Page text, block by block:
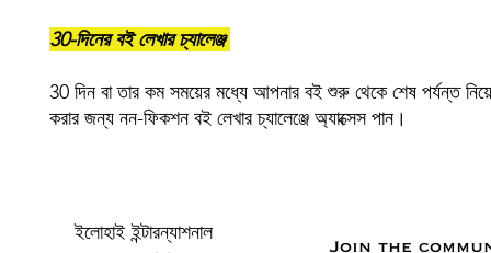
30-দিনের বই লেখার চ্যালেঞ্জ
30 দিন বা তার কম সময়ের মধ্যে আপনার বই শুরু থেকে শেষ পর্যন্ত
করার জন্য নন-ফিকশন বই লেখার চ্যালেঞ্জে অ্যাক্সেস পান।
ইলোহাই ইন্টারন্যাশনাল
Join the